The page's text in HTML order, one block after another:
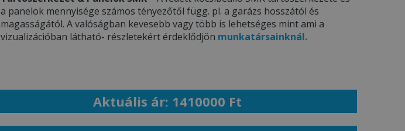
a panelok mennyisége számos tényezőtől függ. pl. a garázs hosszától és
magasságától. A valóságban kevesebb vagy több is lehetséges mint ami a
vizualizációban látható- részletekért érdeklődjön munkatársainknál.
Aktuális ár: 1410000 Ft